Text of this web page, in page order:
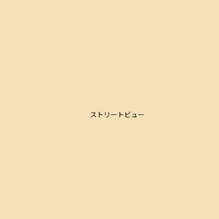
ストリートビュー